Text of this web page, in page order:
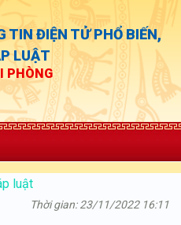
TIN ĐIỆN TỬ PHỔ BIẾN,
LUẬT
PHÒNG
luật
Thời gian: 23/11/2022 16:11